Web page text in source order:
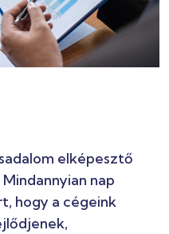
elképesztő
nap
hogy a cégeink